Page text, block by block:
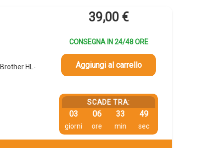
HL-
39,00 €
CONSEGNA IN 24/48 ORE
Aggiungi al carrello
SCADE TRA:
03
giorni
06
ore
33
min
48
sec